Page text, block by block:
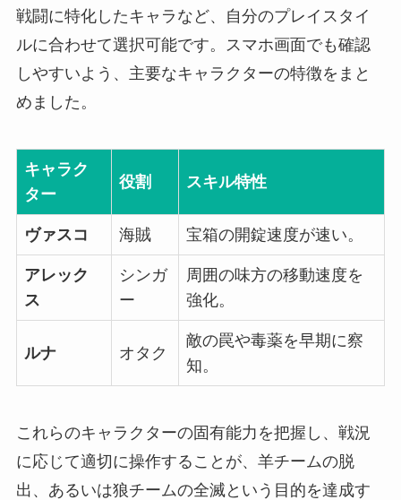
戦闘に特化したキャラなど、自分のプレイスタイ
ルに合わせて選択可能です。スマホ画面でも確認
しやすいよう、主要なキャラクターの特徴をまと
めました。
キャラク
ター
役割 スキル特性
ヴァスコ 海賊 宝箱の開錠速度が速い。
アレック
ス
シンガ
ー
周囲の味方の移動速度を
強化。
ルナ オタク
敵の罠や毒薬を早期に察
知。
これらのキャラクターの固有能力を把握し、戦況
に応じて適切に操作することが、羊チームの脱
出、あるいは狼チームの全滅という目的を達成す